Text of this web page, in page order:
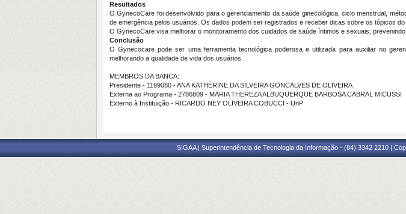
Resultados
O GynecoCare foi desenvolvido para o gerenciamento da saúde ginecológica, ciclo menstrual,
de emergência pelos usuários. Os dados podem ser registrados e receber dicas sobre os tópicos do
O GynecoCare visa melhorar o monitoramento dos cuidados de saúde íntimos e sexuais,
Conclusão
O Gynecocare pode ser uma ferramenta tecnológica poderosa e utilizada para auxiliar no
melhorando a qualidade de vida dos usuários.
MEMBROS DA BANCA:
Presidente - 1199080 - ANA KATHERINE DA SILVEIRA GONCALVES DE OLIVEIRA
Externa ao Programa - 2786809 - MARIA THEREZA ALBUQUERQUE BARBOSA CABRAL MICUSSI
Externo à Instituição - RICARDO NEY OLIVEIRA COBUCCI - UnP
SIGAA | Superintendência de Tecnologia da Informação - (84) 3342 2210 |